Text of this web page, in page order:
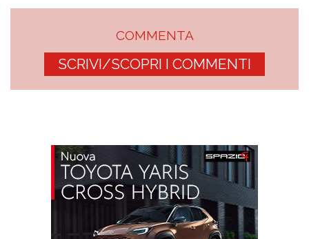
COMMENTA
SCRIVI/SCOPRI I COMMENTI